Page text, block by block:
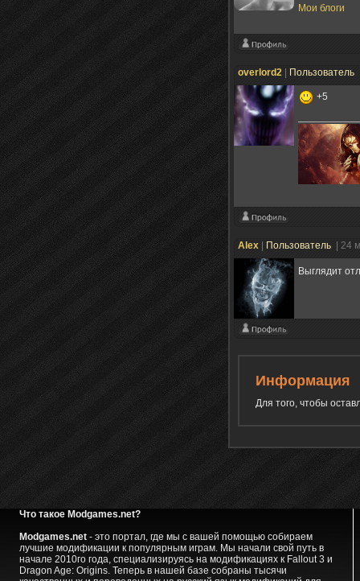
Мои блоги
overlord2 Пользователь
+5
Аlex Пользователь | 24
Выглядит
Информация
Для того, чтобы
Что такое Modgames.net?
Modgames.net- это портал, где мы с вашей помощью собираем
лучшие модификации к популярным играм. Мы начали свой путь в
начале 2010го года, специализируясь на модификациях к Fallout 3 и
Dragon Age: Origins. Теперь в нашей базе собраны тысячи